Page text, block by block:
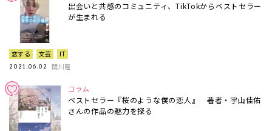
出会いと共感のコミュニティ、TikTokからベストセラー
が生まれる
恋する 文芸 IT
2021.06.02 関川隆
コラム
ベストセラー『桜のような僕の恋人』 著者・宇山佳佑
さんの作品の魅力を探る